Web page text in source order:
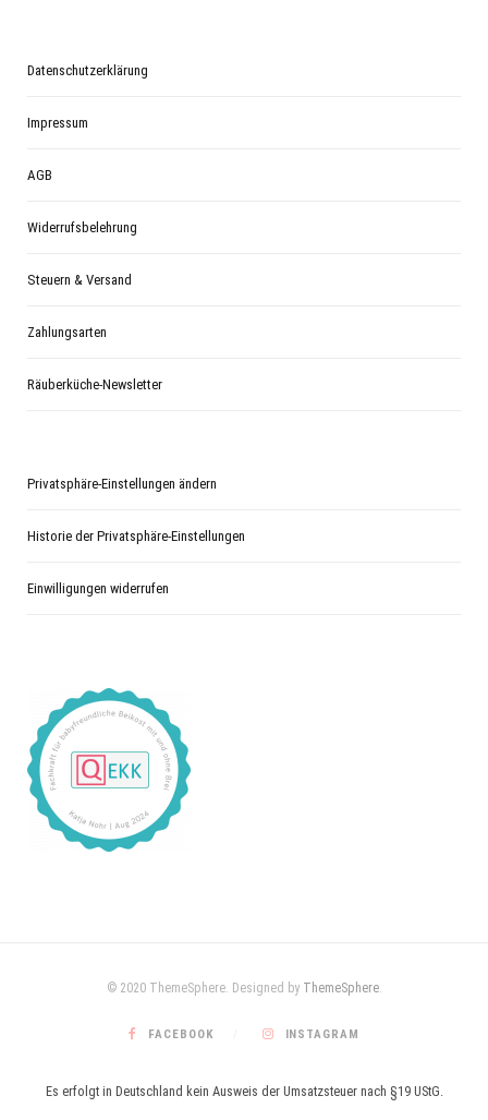
Datenschutzerklärung
Impressum
AGB
Widerrufsbelehrung
Steuern & Versand
Zahlungsarten
Räuberküche-Newsletter
Privatsphäre-Einstellungen ändern
Historie der Privatsphäre-Einstellungen
Einwilligungen widerrufen
© 2020 ThemeSphere. Designed by ThemeSphere.
FACEBOOK INSTAGRAM
Es erfolgt in Deutschland kein Ausweis der Umsatzsteuer nach §19 UStG.